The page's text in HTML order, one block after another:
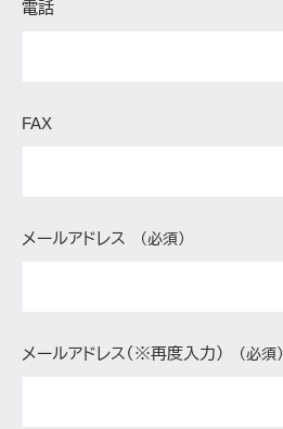
電話
FAX
メールアドレス （必須）
メールアドレス（※再度入力） （必須）